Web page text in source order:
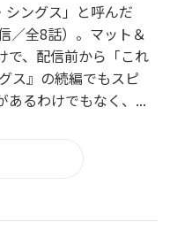
ングス」と呼んだ
／全8話）。マット＆
で、配信前から「これ
ス』の続編でもスピ
あるわけでもなく、...